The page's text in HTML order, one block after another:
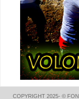
COPYRIGHT 2025- ©